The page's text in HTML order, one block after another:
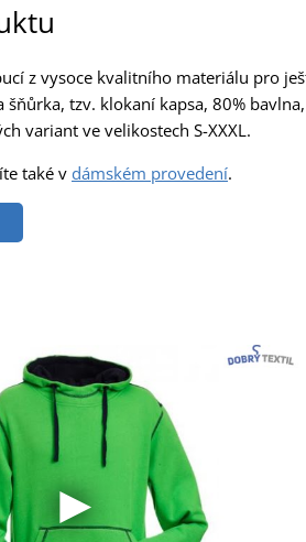
z vysoce kvalitního materiálu pro
šňůrka, tzv. klokaní kapsa, 80%
variant ve velikostech S-XXXL.
také v dámském provedení.